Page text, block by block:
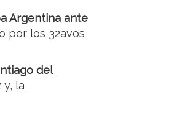
Argentina ante
por los 32avos
del
y, la